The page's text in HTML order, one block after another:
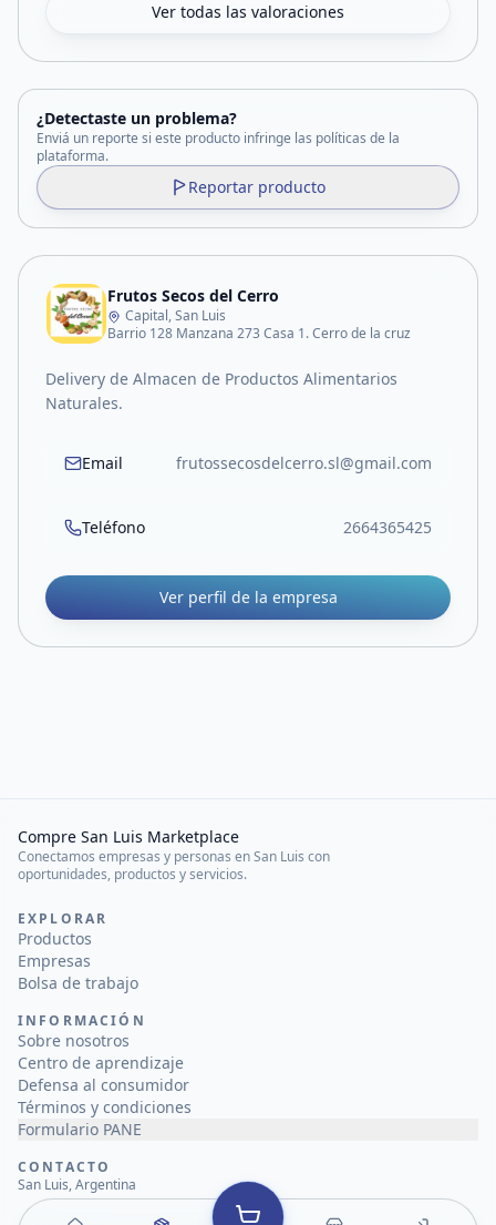
Ver todas las valoraciones
¿Detectaste un problema?
Enviá un reporte si este producto infringe las políticas de la
plataforma.
Reportar producto
Frutos Secos del Cerro
Capital, San Luis
Barrio 128 Manzana 273 Casa 1. Cerro de la cruz
Delivery de Almacen de Productos Alimentarios
Naturales.
Email frutossecosdelcerro.sl@gmail.com
Teléfono 2664365425
Ver perfil de la empresa
Compre San Luis Marketplace
Conectamos empresas y personas en San Luis con
oportunidades, productos y servicios.
EXPLORAR
Productos
Empresas
Bolsa de trabajo
INFORMACIÓN
Sobre nosotros
Centro de aprendizaje
Defensa al consumidor
Términos y condiciones
Formulario PANE
CONTACTO
San Luis, Argentina